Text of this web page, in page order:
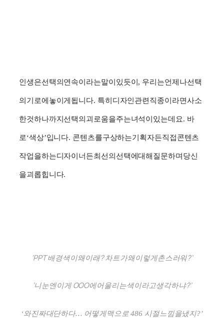
인생은선택의 연속이라는말이 있듯이 , 우리는언제나선택
의 기로에 놓이게 됩니다. 특히 디자인 관련 직종이라면사소
한것하나까지 선택의 괴로움을주는녀석이 있는데요. 바
로‘색상’입니다. 콘텐츠를구상하는기획자든직접콘텐츠
작업을하는디자이너든최선의 선택에대해 질문하며 당신
을괴롭힙니다.
‘PPT배경색이왜이래?차트가왜이렇게촌스러워?’
‘니눈엔이게OOO에어울리는색이라고생각하냐?’
‘와진짜대단하다… 어떻게맥으로486 시절느낌을냈지?’